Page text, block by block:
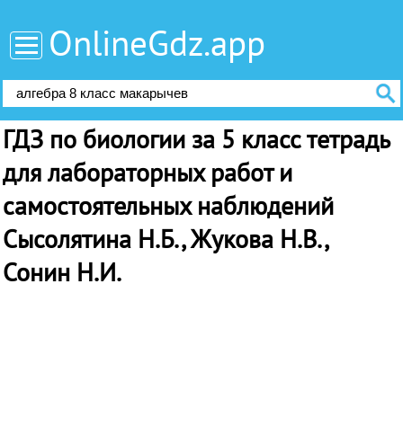
OnlineGdz.app
ГДЗ по биологии за 5 класс тетрадь
для лабораторных работ и
самостоятельных наблюдений
Сысолятина Н.Б., Жукова Н.В.,
Сонин Н.И.